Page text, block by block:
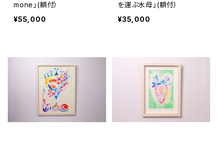
mone」(額付）
¥55,000
を運ぶ水母」(額付）
¥35,000